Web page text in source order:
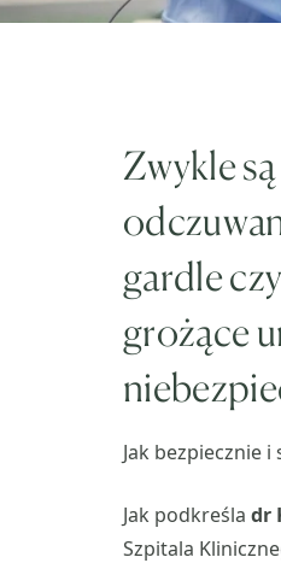
Zwykle
gardle
grożące
Jak bezpiecznie
Jak podkreśla dr
Szpitala